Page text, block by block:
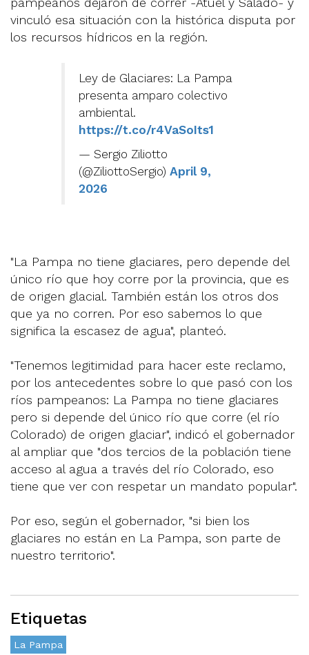
vinculó esa situación con la histórica disputa por
los recursos hídricos en la región.
Ley de Glaciares: La Pampa
presenta amparo colectivo
ambiental.
https://t.co/r4VaSoIts1
— Sergio Ziliotto
(@ZiliottoSergio) April 9,
2026
"La Pampa no tiene glaciares, pero depende del
único río que hoy corre por la provincia, que es
de origen glacial. También están los otros dos
que ya no corren. Por eso sabemos lo que
significa la escasez de agua", planteó.
"Tenemos legitimidad para hacer este reclamo,
por los antecedentes sobre lo que pasó con los
ríos pampeanos: La Pampa no tiene glaciares
pero si depende del único río que corre (el río
Colorado) de origen glaciar", indicó el gobernador
al ampliar que "dos tercios de la población tiene
acceso al agua a través del río Colorado, eso
tiene que ver con respetar un mandato popular".
Por eso, según el gobernador, "si bien los
glaciares no están en La Pampa, son parte de
nuestro territorio".
Etiquetas
La Pampa